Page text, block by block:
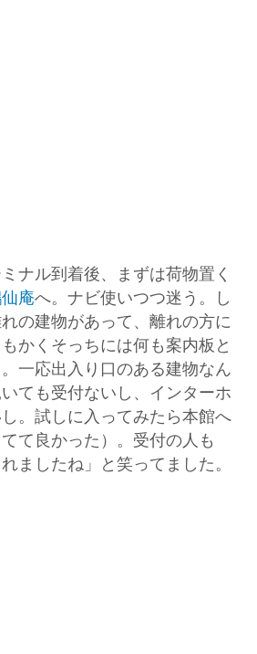
ナル到着後、まずは荷物置く
庵へ。ナビ使いつつ迷う。し
の建物があって、離れの方に
かくそっちには何も案内板と
一応出入り口のある建物なん
ても受付ないし、インターホ
。試しに入ってみたら本館へ
て良かった）。受付の人も
ましたね」と笑ってました。